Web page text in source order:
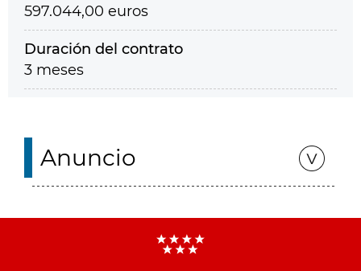
597.044,00 euros
Duración del contrato
3 meses
Anuncio